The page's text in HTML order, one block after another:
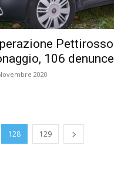
Pettirosso
106 denunce
2020
128 129